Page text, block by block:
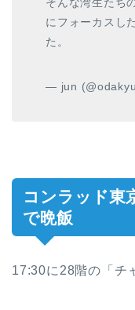
そんな湾生たち
にフォーカスし
た。
— jun
コンラッド東
で晩飯
17:30に28階の「チ